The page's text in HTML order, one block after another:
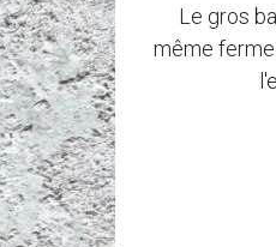
Le gros
même